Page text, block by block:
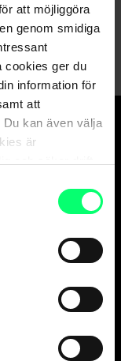
att möjliggöra
genom smidiga
cookies ger du
information för
att
kan även välja
är